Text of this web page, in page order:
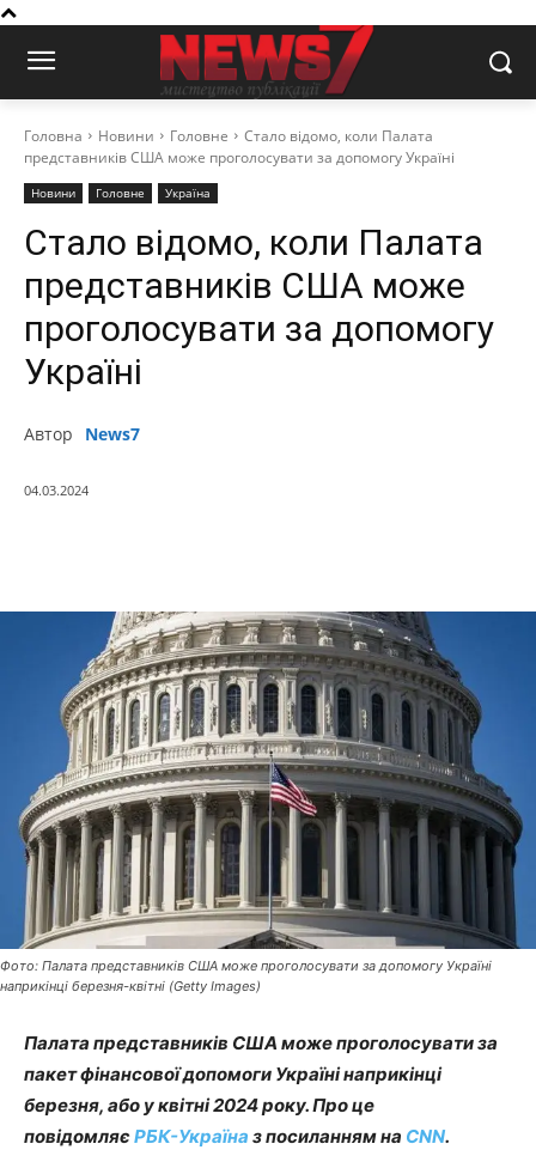
Головна Новини Головне
Стало відомо, коли Палата
представників США може проголосувати за допомогу Україні
Новини Головне Україна
Стало відомо, коли Палата
представників США може
проголосувати за допомогу
Україні
Автор News7
04.03.2024
Фото: Палата представників США може проголосувати за допомогу Україні
наприкінці березня-квітні (Getty Images)
Палата представників США може проголосувати за
пакет фінансової допомоги Україні наприкінці
березня, або у квітні 2024 року. Про це
повідомляєРБК-Україна з посиланням на CNN.